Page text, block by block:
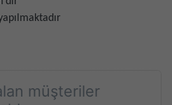
müşteriler